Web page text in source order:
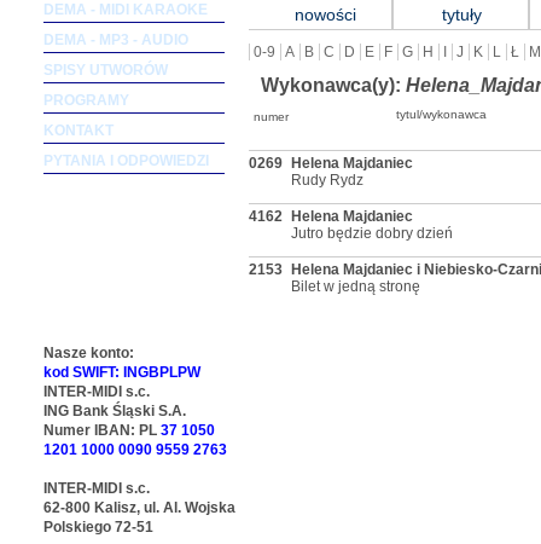
nowości tytuły
0-9 A B C D E F G H J K L Ł M
Wykonawca(y):
numer tytul/wykonawca
0269
Helena Majdaniec
Rudy Rydz
4162
Helena Majdaniec
Jutro będzie dobry dzień
2153
Helena Majdaniec i Niebiesko-Czarni
Bilet w jedną stronę
DEMA - MIDI KARAOKE
DEMA - MP3 - AUDIO
SPISY UTWORÓW
PROGRAMY
KONTAKT
PYTANIA I ODPOWIEDZI
Nasze konto:
kod SWIFT: INGBPLPW
INTER-MIDI s.c.
ING Bank Śląski S.A.
Numer IBAN: PL 37 1050
1201 1000 0090 9559 2763
INTER-MIDI s.c.
62-800 Kalisz, ul. Al. Wojska
Polskiego 72-51